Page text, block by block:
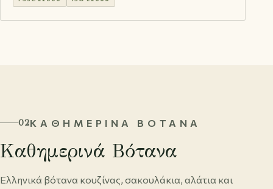
02ΚΑΘΗΜΕΡΙΝΆ ΒΌΤΑΝΑ
Καθημερινά Βότανα
Ελληνικά βότανα κουζίνας, σακουλάκια, αλάτια και